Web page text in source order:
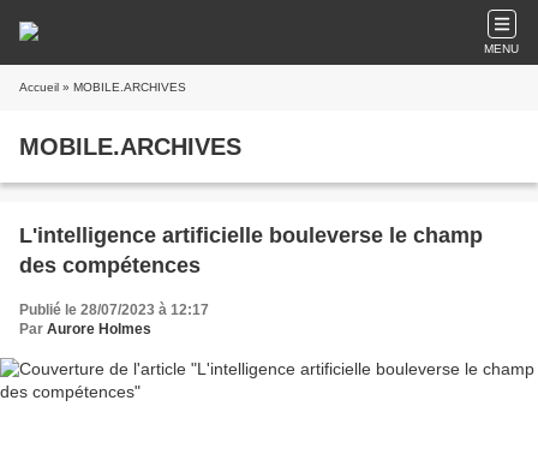
MENU
Accueil » MOBILE.ARCHIVES
MOBILE.ARCHIVES
L'intelligence artificielle bouleverse le champ
des compétences
Publié le 28/07/2023 à 12:17
Par Aurore Holmes